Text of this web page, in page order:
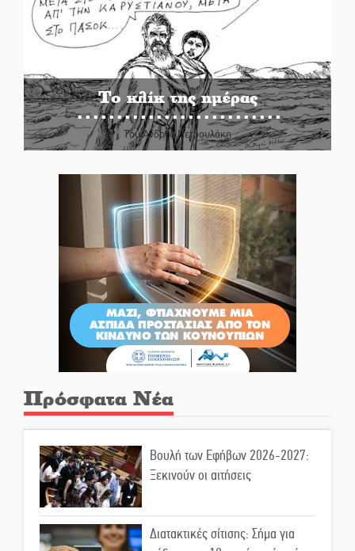
Το κλίκ της ημέρας
Του Ανδρέα Πετρουλάκη
Πρόσφατα Νέα
Βουλή των Εφήβων 2026-2027:
Ξεκινούν οι αιτήσεις
Διατακτικές σίτισης: Σήμα για